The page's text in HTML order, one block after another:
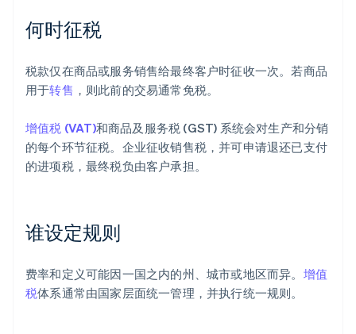
何时征税
税款仅在商品或服务销售给最终客户时征收一次。若商品
用于转售 ，则此前的交易通常免税。
增值税 (VAT)和商品及服务税 (GST) 系统会对生产和分销
的每个环节征税。企业征收销售税，并可申请退还已支付
的进项税，最终税负由客户承担。
谁设定规则
费率和定义可能因一国之内的州、城市或地区而异。 增值
税体系通常由国家层面统一管理，并执行统一规则。